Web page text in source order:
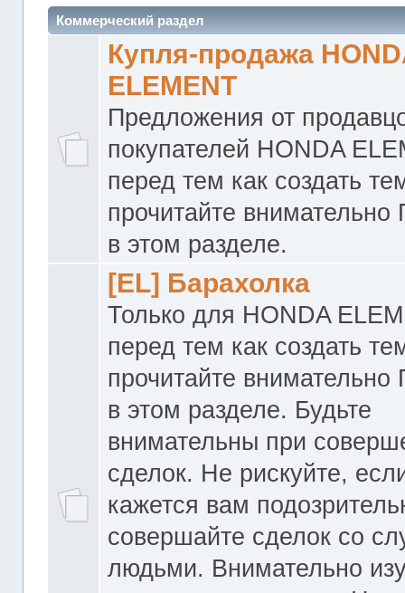
Коммерческий раздел
Купля-продажа
ELEMENT
Предложения от
покупателей HONDA
перед тем как создать
прочитайте
в этом разделе.
[EL] Барахолка
Только для HONDA
перед тем как создать
прочитайте
в этом разделе. Будьте
внимательны при
сделок. Не рискуйте,
кажется вам
совершайте сделок со
людьми. Внимательно